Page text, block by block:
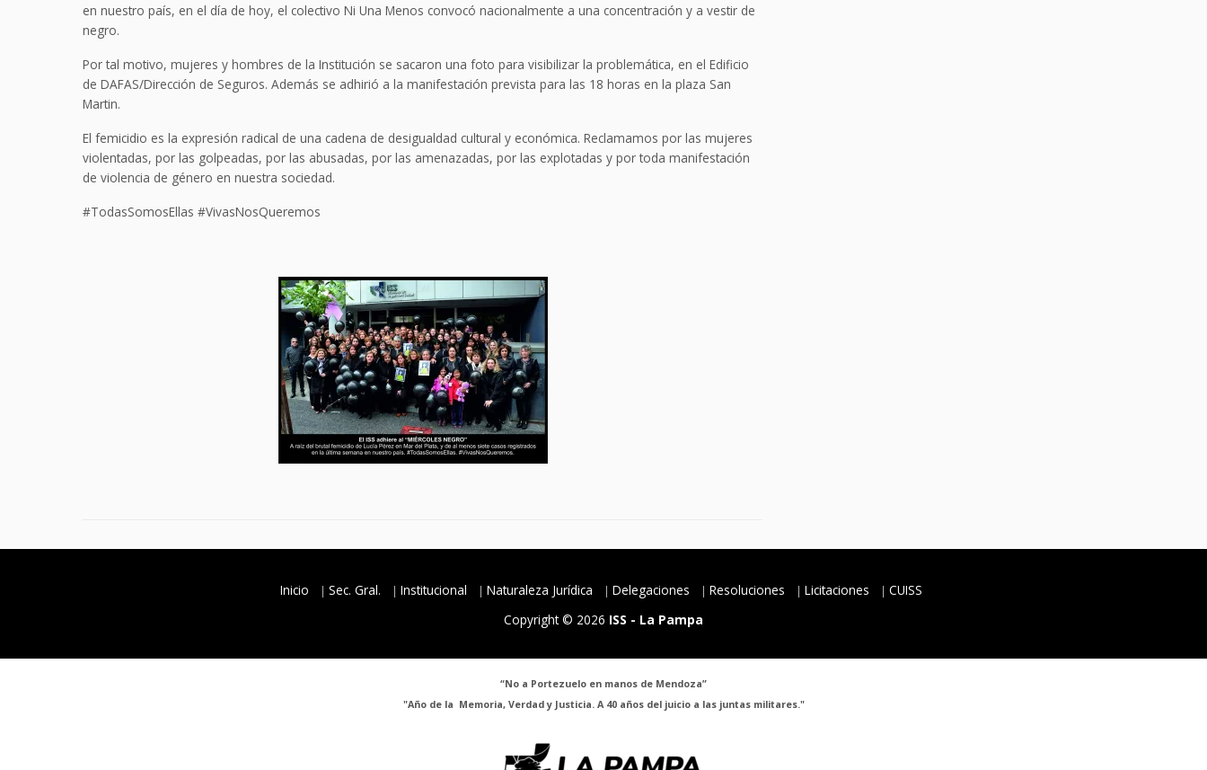
en nuestro país, en el día de hoy, el colectivo Ni Una Menos convocó nacionalmente a una concentración y a vestir de
negro.
Por tal motivo, mujeres y hombres de la Institución se sacaron una foto para visibilizar la problemática, en el Edificio
de DAFAS/Dirección de Seguros. Además se adhirió a la manifestación prevista para las 18 horas en la plaza San
Martin.
El femicidio es la expresión radical de una cadena de desigualdad cultural y económica. Reclamamos por las mujeres
violentadas, por las golpeadas, por las abusadas, por las amenazadas, por las explotadas y por toda manifestación
de violencia de género en nuestra sociedad.
#TodasSomosEllas #VivasNosQueremos
Inicio Sec. Gral. Institucional Naturaleza Jurídica Delegaciones Resoluciones Licitaciones
CUISS
Copyright © 2026 ISS - La Pampa
“No a Portezuelo en manos de Mendoza”
"Año de la Memoria, Verdad y Justicia. A 40 años del juicio a las juntas militares."